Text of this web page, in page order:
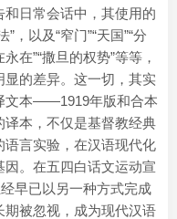
和日常会话中，其使用的
”，以及“窄门”“天国”“分
在”“撒旦的权势”等等，
的差异。这一切，其实
文本——1919年版和合本
本，不仅是基督教经典
言实验，在汉语现代化
。在五四白话文运动宣
早已以另一种方式完成
被忽视，成为现代汉语